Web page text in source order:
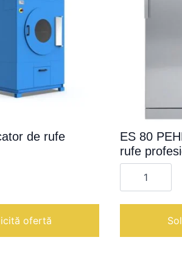
de rufe
ofertă
ES 80
rufe
Cantitate
|
rufe